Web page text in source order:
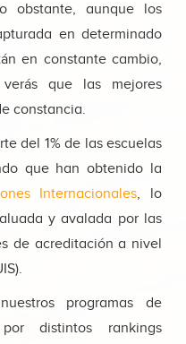
obstante, aunque los
en determinado
en constante cambio,
que las mejores
constancia.
del 1% de las escuelas
que han obtenido la
Internacionales, lo
y avalada por las
de acreditación a nivel
programas de
distintos rankings